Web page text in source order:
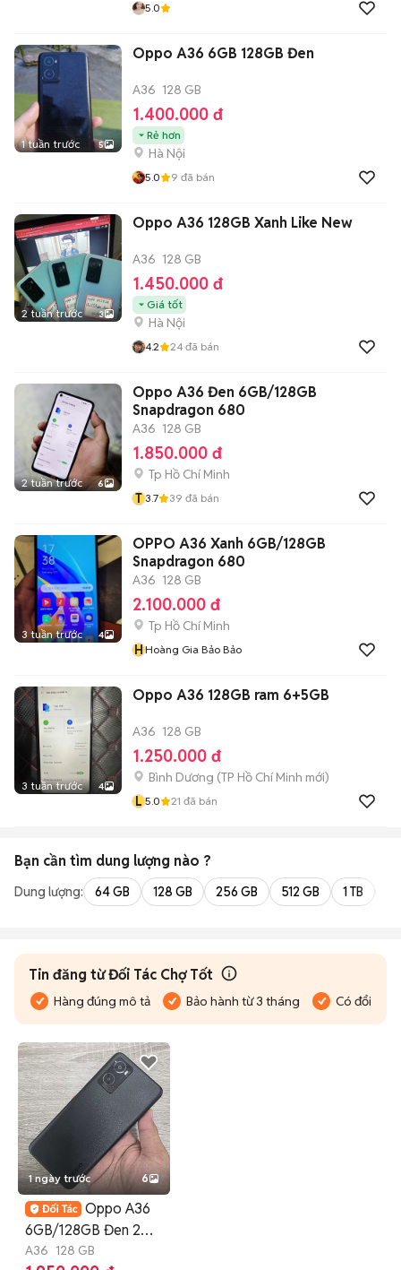
5.0
1 tuần trước 5
Oppo A36 6GB 128GB Đen
A36 128 GB
1.400.000 đ
Rẻ hơn
Hà Nội
5.0 9 đã bán
2 tuần trước 3
Oppo A36 128GB Xanh Like New
A36 128 GB
1.450.000 đ
Giá tốt
Hà Nội
4.2 24 đã bán
2 tuần trước 6
Oppo A36 Đen 6GB/128GB
Snapdragon 680
A36 128 GB
1.850.000 đ
Tp Hồ Chí Minh
T 3.7 39 đã bán
3 tuần trước 4
OPPO A36 Xanh 6GB/128GB
Snapdragon 680
A36 128 GB
2.100.000 đ
Tp Hồ Chí Minh
HHoàng Gia Bảo Bảo
3 tuần trước 4
Oppo A36 128GB ram 6+5GB
A36 128 GB
1.250.000 đ
Bình Dương (TP Hồ Chí Minh mới)
L 5.0 21 đã bán
Bạn cần tìm dung lượng nào ?
Dung lượng: 64 GB 128 GB 256 GB 512 GB 1 TB
Tin đăng từ Đối Tác Chợ Tốt
Hàng đúng mô tả Bảo hành từ 3 tháng Có đổi trả
1 ngày trước 6
Oppo A36
6GB/128GB Đen 2
sim zin đẹp 99%
A36 128 GB